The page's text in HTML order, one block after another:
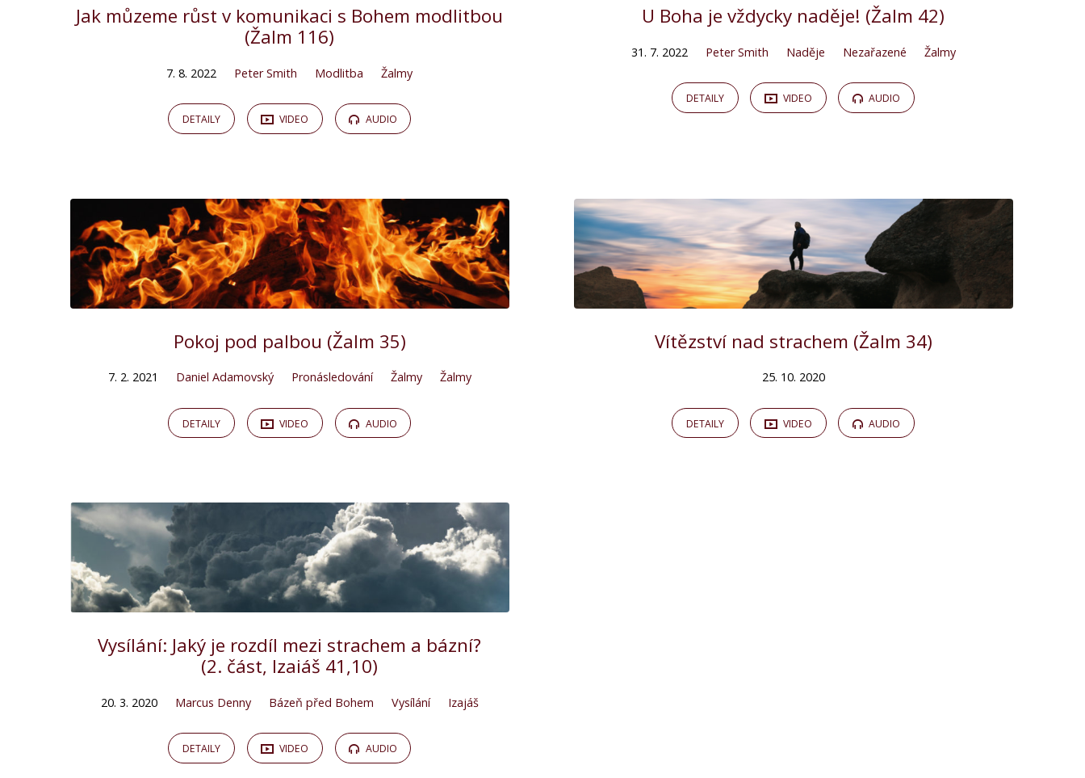
Tagged
Kázání
Jak můzeme růst v komunikaci s Bohem modlitbou
(Žalm 116)
7. 8. 2022 Peter Smith Modlitba Žalmy
DETAILY VIDEO AUDIO
U Boha je vždycky naděje! (Žalm 42)
31. 7. 2022 Peter Smith Naděje Nezařazené Žalmy
DETAILY VIDEO AUDIO
Pokoj pod palbou (Žalm 35)
7. 2. 2021 Daniel Adamovský Pronásledování Žalmy Žalmy
DETAILY VIDEO AUDIO
Vítězství nad strachem (Žalm 34)
25. 10. 2020
DETAILY VIDEO AUDIO
Vysílání: Jaký je rozdíl mezi strachem a bázní?
(2. část, Izaiáš 41,10)
20. 3. 2020 Marcus Denny Bázeň před Bohem Vysílání Izajáš
DETAILY VIDEO AUDIO